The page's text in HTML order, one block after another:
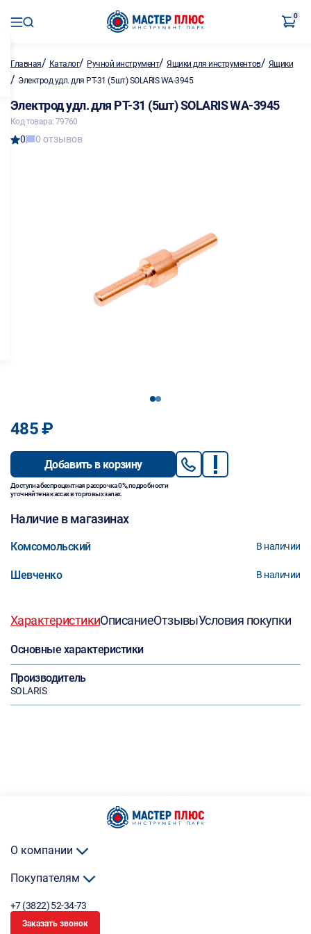
0
Главная/ Каталог/ Ручной инструмент/Ящики для инструментов/ Ящики
/ Электрод удл. для PT-31 (5шт) SOLARIS WA-3945
Электрод удл. для PT-31 (5шт) SOLARIS WA-3945
Код товара: 79760
0 0 отзывов
12
485 ₽
Добавить в корзину
Доступна беспроцентная рассрочка 0%, подробности
уточняйте на кассах в торговых залах.
Наличие в магазинах
Комсомольский В наличии
Шевченко В наличии
ХарактеристикиОписаниеОтзывыУсловия покупки
Основные характеристики
Производитель
SOLARIS
О компании
Покупателям
+7 (3822) 52-34-73
Заказать звонок